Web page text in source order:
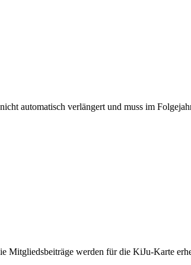
automatisch verlängert und muss im
werden für die KiJu-Karte